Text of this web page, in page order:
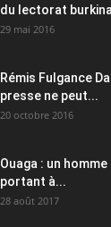
du lectorat
29 mai 2016
Rémis Fulgance
presse ne peut...
20 octobre 2016
Ouaga : un
portant à...
28 août 2017